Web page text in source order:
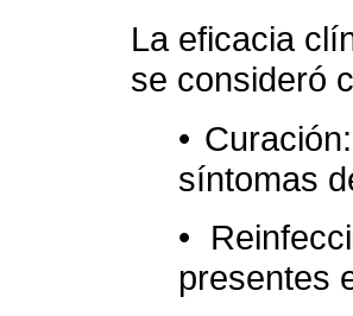
La eficacia
se consideró
•
síntomas
•
presentes